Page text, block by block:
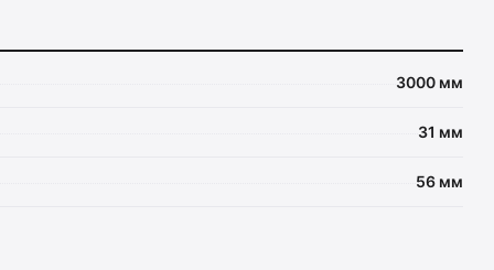
3000 мм
31 мм
56 мм